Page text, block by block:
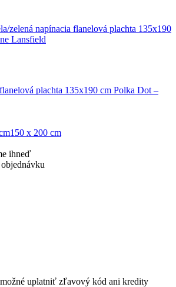
zelená napínacia flanelová plachta 135x190
Lansfield
plachta 135x190 cm Polka Dot –
150 x 200 cm
ihneď
uplatniť zľavový kód ani kredity